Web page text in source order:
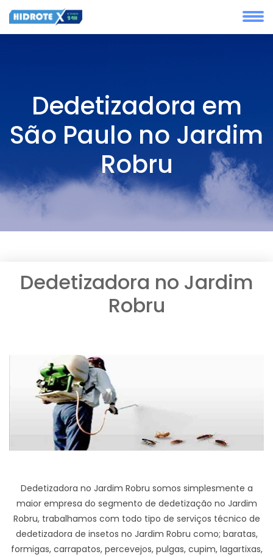
Dedetizadora em
São Paulo no Jardim
Robru
Dedetizadora no Jardim
Robru
Dedetizadora no Jardim Robru somos simplesmente a
maior empresa do segmento de dedetização no Jardim
Robru, trabalhamos com todo tipo de serviços técnico de
dedetizadora de insetos no Jardim Robru como; baratas,
formigas, carrapatos, percevejos, pulgas, cupim, lagartixas,